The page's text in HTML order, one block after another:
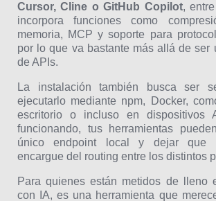
Cursor, Cline o GitHub Copilot,
incorpora funciones como
memoria, MCP y soporte para
por lo que va bastante más allá de ser
de APIs.
La instalación también busca ser
ejecutarlo mediante npm, Docker,
escritorio o incluso en dispositivos
funcionando, tus herramientas
único endpoint local y dejar que
encargue del routing entre los distintos
Para quienes están metidos de lleno
con IA, es una herramienta que